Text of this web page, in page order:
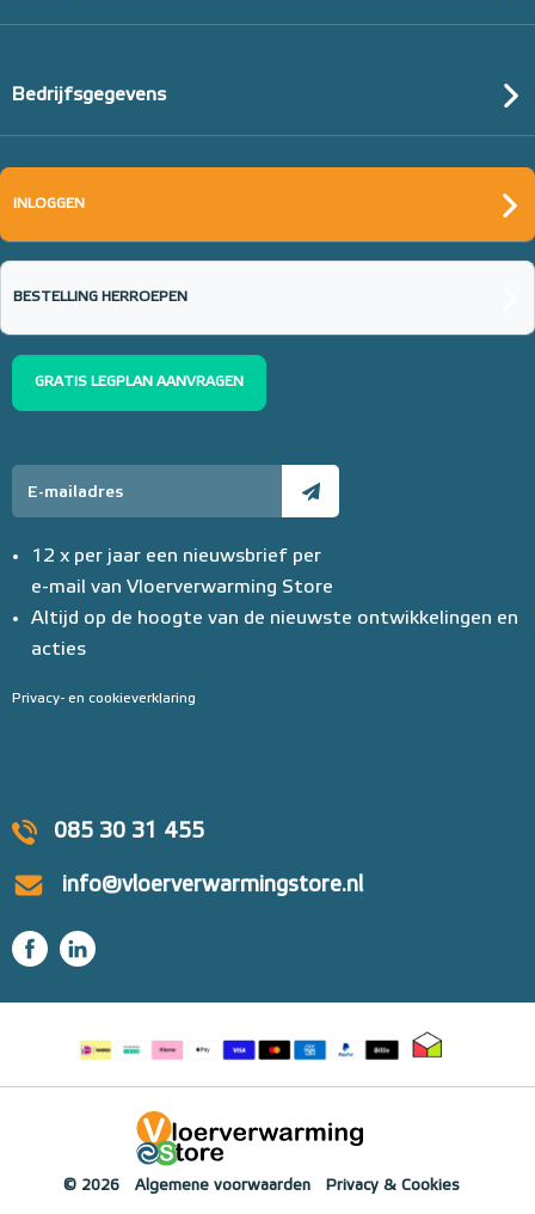
085 30 31 455
info@vloerverwarmingstore.nl
Bedrijfsgegevens
INLOGGEN
BESTELLING HERROEPEN
GRATIS LEGPLAN AANVRAGEN
12 x per jaar een nieuwsbrief per
e-mail van Vloerverwarming Store
Altijd op de hoogte van de nieuwste ontwikkelingen en
acties
Privacy- en cookieverklaring
© 2026 Algemene voorwaarden Privacy & Cookies